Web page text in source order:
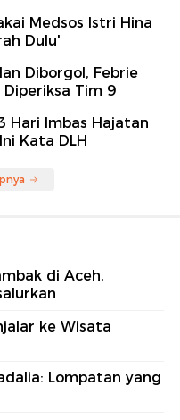
Medsos Istri Hina
Dulu'
Diborgol, Febrie
Tim 9
Hari Imbas Hajatan
Kata DLH
di Aceh,
ke Wisata
Lompatan yang